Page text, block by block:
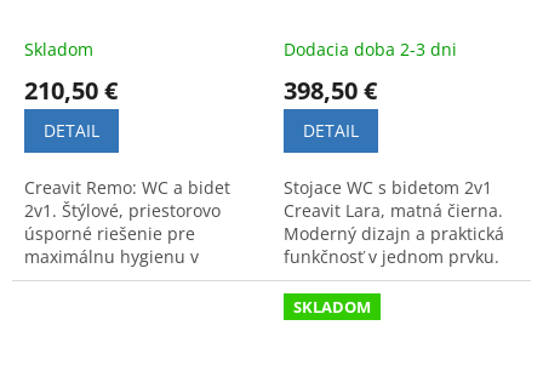
Skladom
210,50 €
DETAIL
Creavit Remo: WC a bidet
2v1. Štýlové, priestorovo
úsporné riešenie pre
maximálnu hygienu v
kúpeľni. Kód výrobku: FE320.
Dodacia doba 2-3 dni
398,50 €
DETAIL
Stojace WC s bidetom 2v1
Creavit Lara, matná čierna.
Moderný dizajn a praktická
funkčnosť v jednom prvku.
Kód produktu: LR3641.
SKLADOM